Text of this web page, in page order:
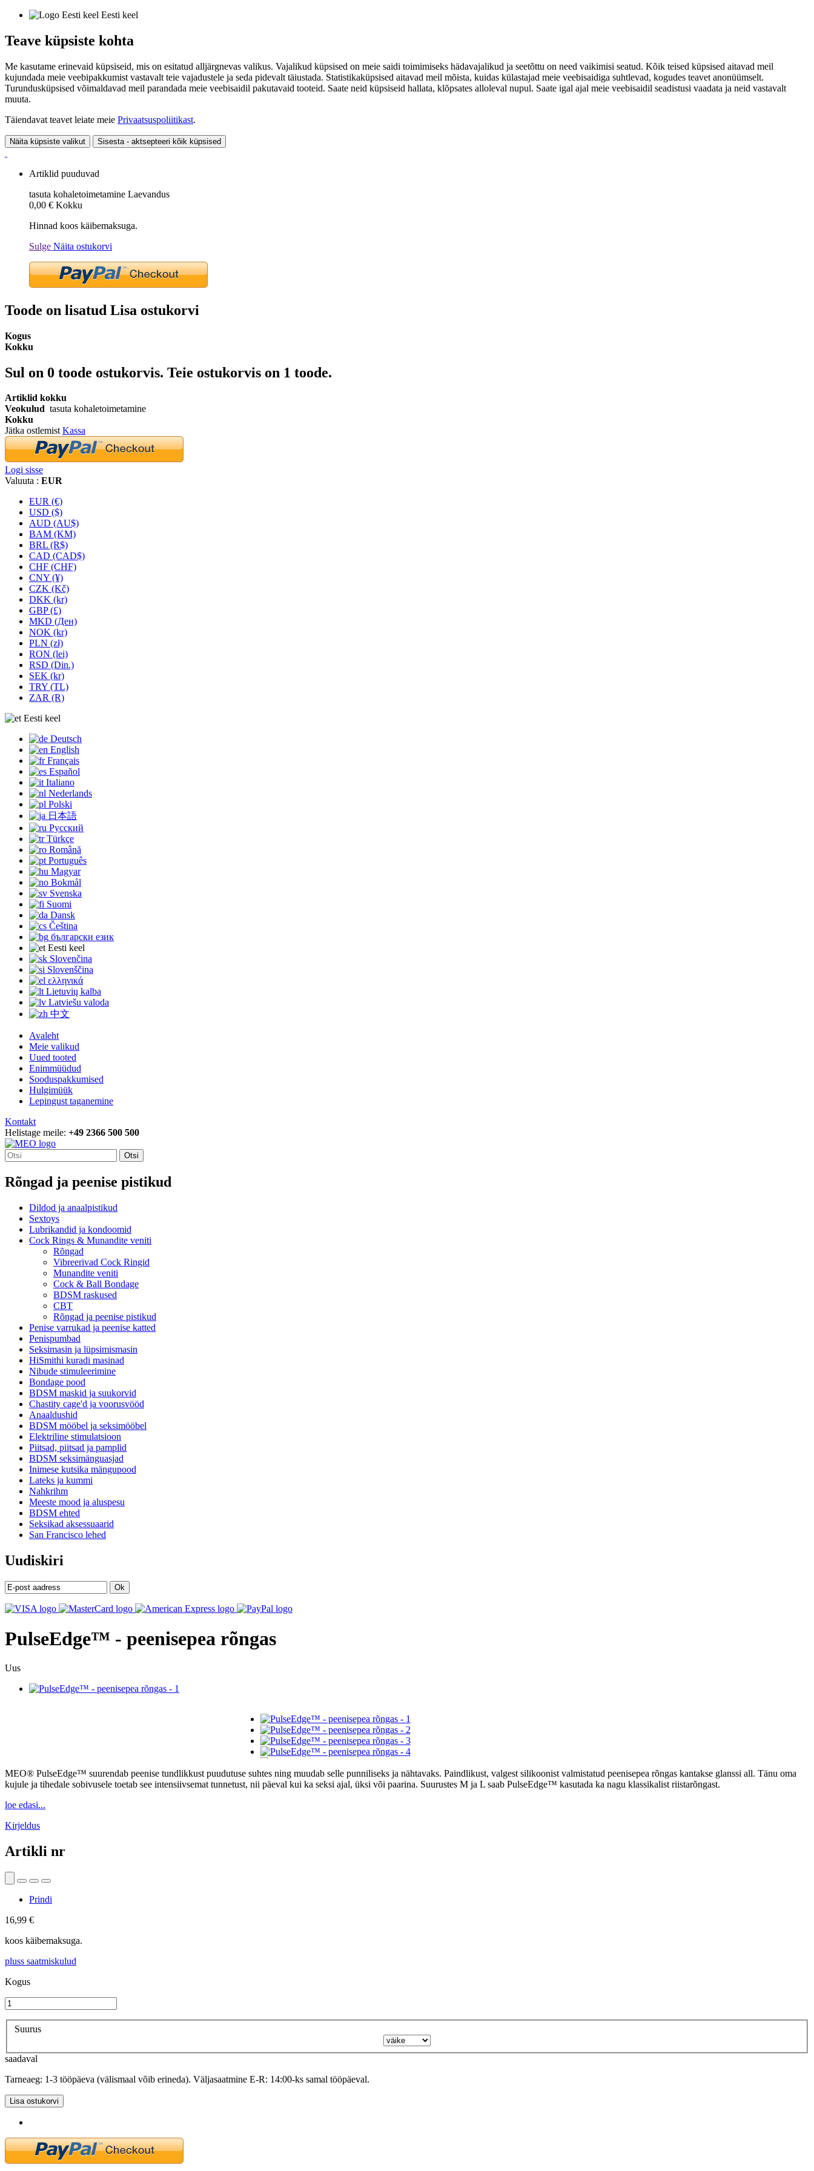
Eesti keel
Teave küpsiste kohta
Me kasutame erinevaid küpsiseid, mis on esitatud alljärgnevas valikus. Vajalikud küpsised on meie saidi toimimiseks hädavajalikud ja seetõttu on need vaikimisi seatud. Kõik teised küpsised aitavad meil
kujundada meie veebipakkumist vastavalt teie vajadustele ja seda pidevalt täiustada. Statistikaküpsised aitavad meil mõista, kuidas külastajad meie veebisaidiga suhtlevad, kogudes teavet anonüümselt.
Turundusküpsised võimaldavad meil parandada meie veebisaidil pakutavaid tooteid. Saate neid küpsiseid hallata, klõpsates alloleval nupul. Saate igal ajal meie veebisaidil seadistusi vaadata ja neid vastavalt
muuta.
Täiendavat teavet leiate meie Privaatsuspoliitikast.
Näita küpsiste valikut Sisesta - aktsepteeri kõik küpsised
Artiklid puuduvad
tasuta kohaletoimetamine Laevandus
0,00 € Kokku
Hinnad koos käibemaksuga.
Sulge Näita ostukorvi
Toode on lisatud Lisa ostukorvi
Kogus
Kokku
Sul on 0 toode ostukorvis. Teie ostukorvis on 1 toode.
Artiklid kokku
Veokulud tasuta kohaletoimetamine
Kokku
Jätka ostlemistKassa
Logi sisse
Valuuta : EUR
EUR (€)
USD ($)
AUD (AU$)
BAM (KM)
BRL (R$)
CAD (CAD$)
CHF (CHF)
CNY (¥)
CZK (Kč)
DKK (kr)
GBP (£)
MKD (Ден)
NOK (kr)
PLN (zł)
RON (lei)
RSD (Din.)
SEK (kr)
TRY (TL)
ZAR (R)
Eesti keel
Deutsch
English
Français
Español
Italiano
Nederlands
Polski
日本語
Русский
Türkçe
Română
Português
Magyar
Bokmål
Svenska
Suomi
Dansk
Čeština
български език
Eesti keel
Slovenčina
Slovenščina
ελληνικά
Lietuvių kalba
Latviešu valoda
中文
Avaleht
Meie valikud
Uued tooted
Enimmüüdud
Sooduspakkumised
Hulgimüük
Lepingust taganemine
Kontakt
Helistage meile: +49 2366 500 500
Otsi
Rõngad ja peenise pistikud
Dildod ja anaalpistikud
Sextoys
Lubrikandid ja kondoomid
Cock Rings & Munandite veniti
Rõngad
Vibreerivad Cock Ringid
Munandite veniti
Cock & Ball Bondage
BDSM raskused
CBT
Rõngad ja peenise pistikud
Penise varrukad ja peenise katted
Penispumbad
Seksimasin ja lüpsimismasin
HiSmithi kuradi masinad
Nibude stimuleerimine
Bondage pood
BDSM maskid ja suukorvid
Chastity cage'd ja voorusvööd
Anaaldushid
BDSM mööbel ja seksimööbel
Elektriline stimulatsioon
Piitsad, piitsad ja pamplid
BDSM seksimänguasjad
Inimese kutsika mängupood
Lateks ja kummi
Nahkrihm
Meeste mood ja aluspesu
BDSM ehted
Seksikad aksessuaarid
San Francisco lehed
Uudiskiri
Ok
PulseEdge™ - peenisepea rõngas
Uus
MEO® PulseEdge™ suurendab peenise tundlikkust puudutuse suhtes ning muudab selle punniliseks ja nähtavaks. Paindlikust, valgest silikoonist valmistatud peenisepea rõngas kantakse glanssi all. Tänu oma
kujule ja tihedale sobivusele toetab see intensiivsemat tunnetust, nii päeval kui ka seksi ajal, üksi või paarina. Suurustes M ja L saab PulseEdge™ kasutada ka nagu klassikalist riistarõngast.
loe edasi...
Kirjeldus
Artikli nr
Prindi
16,99 €
koos käibemaksuga.
pluss saatmiskulud
Kogus
Suurus
saadaval
Tarneaeg: 1-3 tööpäeva (välismaal võib erineda). Väljasaatmine E-R: 14:00-ks samal tööpäeval.
Lisa ostukorvi